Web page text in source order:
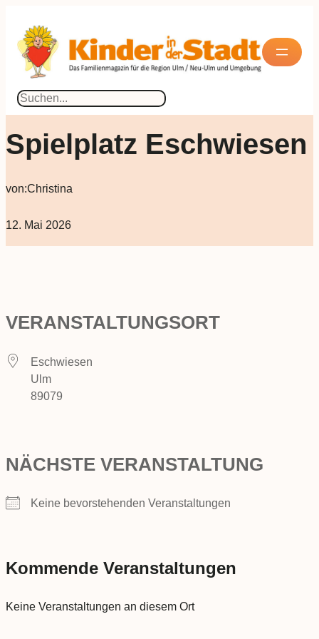
Suchen
Spielplatz Eschwiesen
von:Christina
12. Mai 2026
VERANSTALTUNGSORT
Eschwiesen
Ulm
89079
NÄCHSTE VERANSTALTUNG
Keine bevorstehenden Veranstaltungen
Kommende Veranstaltungen
Keine Veranstaltungen an diesem Ort